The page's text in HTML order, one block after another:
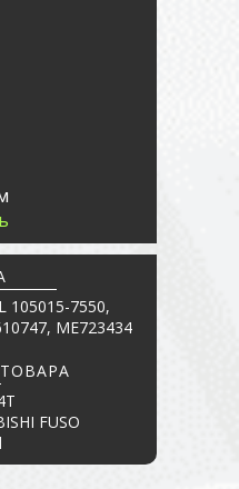
105015-7550,
ME723434
FUSO